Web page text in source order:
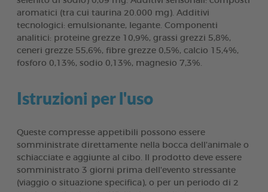
aromatici (tra cui taurina 20.000 mg). Additivi
tecnologici: emulsionante, legante. Componenti
analitici: proteine grezze 10,9%, grassi grezzi 5,8%,
ceneri grezze 55,6%, fibre grezze 0,5%, calcio 15,4%,
fosforo 0,13%, sodio 0,13%, magnesio 7,3%.
Istruzioni per l'uso
Queste compresse appetibili possono essere
somministrate direttamente nella bocca dell'animale o
schiacciate e aggiunte al cibo. Il prodotto deve essere
somministrato 3 giorni prima dell'evento stressante
(viaggio o situazione specifica), o per un periodo di 2